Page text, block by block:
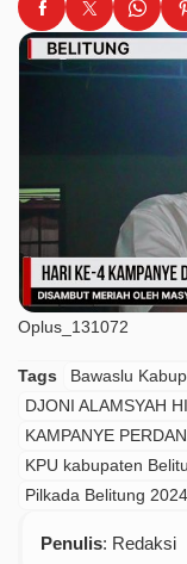
Oplus_131072
Tags Bawaslu
DJONI ALAMSYAH
KAMPANYE
KPU kabupaten
Pilkada Belitung 2024
Penulis: Redaksi